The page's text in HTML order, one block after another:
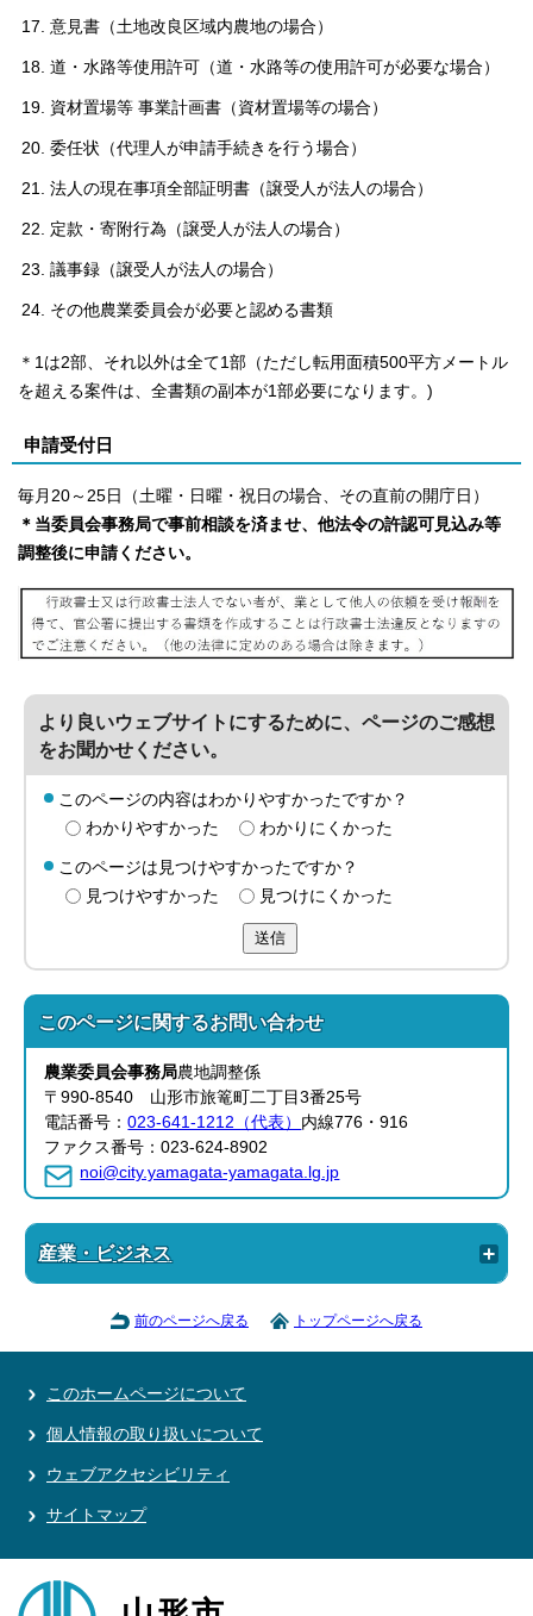
意見書（土地改良区域内農地の場合）
道・水路等使用許可（道・水路等の使用許可が必要な場合）
資材置場等 事業計画書（資材置場等の場合）
委任状（代理人が申請手続きを行う場合）
法人の現在事項全部証明書（譲受人が法人の場合）
定款・寄附行為（譲受人が法人の場合）
議事録（譲受人が法人の場合）
その他農業委員会が必要と認める書類
＊1は2部、それ以外は全て1部（ただし転用面積500平方メートル
を超える案件は、全書類の副本が1部必要になります。)
申請受付日
毎月20～25日（土曜・日曜・祝日の場合、その直前の開庁日）
＊当委員会事務局で事前相談を済ませ、他法令の許認可見込み等
調整後に申請ください。
より良いウェブサイトにするために、ページのご感想
をお聞かせください。
このページの内容はわかりやすかったですか？
わかりやすかった
わかりにくかった
このページは見つけやすかったですか？
見つけやすかった
見つけにくかった
送信
このページに関するお問い合わせ
農業委員会事務局農地調整係
〒990-8540 山形市旅篭町二丁目3番25号
電話番号：023-641-1212（代表） 内線776・916
ファクス番号：023-624-8902
noi@city.yamagata-yamagata.lg.jp
産業・ビジネス
前のページへ戻る トップページへ戻る
このホームページについて
個人情報の取り扱いについて
ウェブアクセシビリティ
サイトマップ